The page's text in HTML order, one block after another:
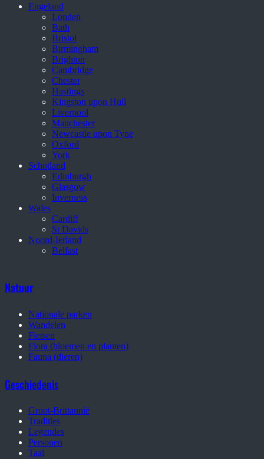
Engeland
Londen
Bath
Bristol
Birmingham
Brighton
Cambridge
Chester
Hastings
Kingston upon Hull
Liverpool
Manchester
Newcastle upon Tyne
Oxford
York
Schotland
Edinburgh
Glasgow
Inverness
Wales
Cardiff
St Davids
Noord-Ierland
Belfast
Natuur
Nationale parken
Wandelen
Fietsen
Flora (bloemen en planten)
Fauna (dieren)
Geschiedenis
Groot-Brittannië
Tradities
Legendes
Personen
Taal